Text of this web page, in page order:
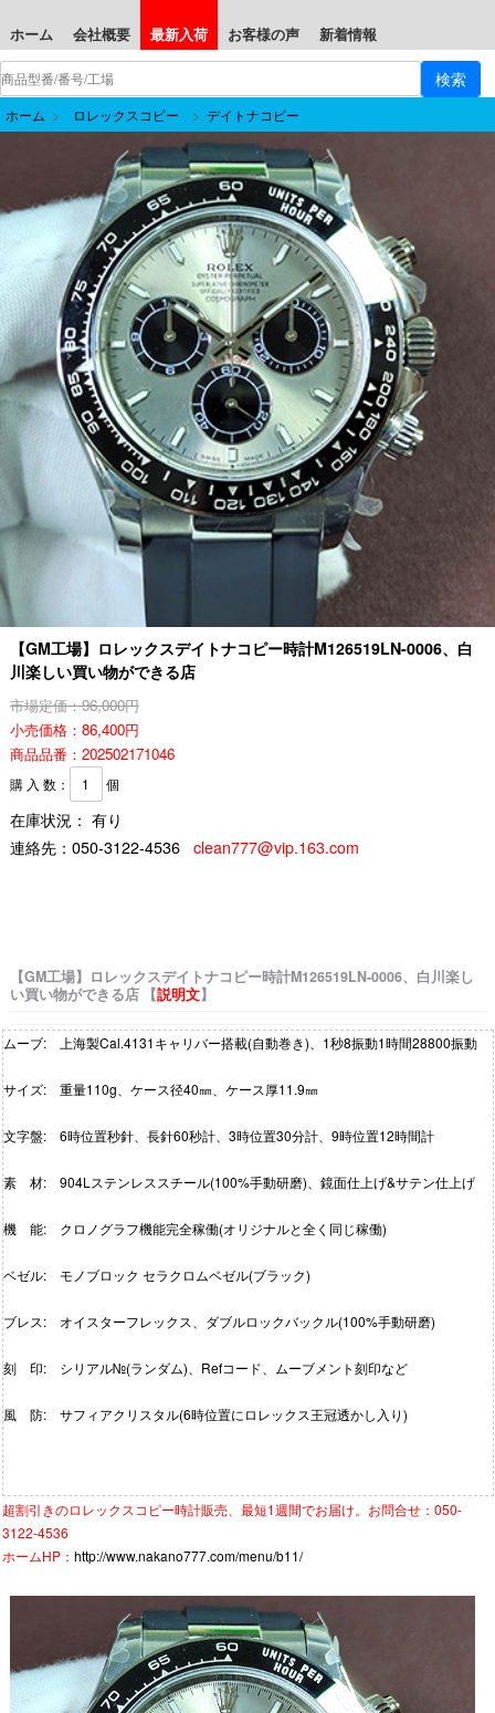
ホーム 会社概要 最新入荷 お客様の声 新着情報
ホーム > ロレックスコピー > デイトナコピー
【GM工場】ロレックスデイトナコピー時計M126519LN-0006、白
川楽しい買い物ができる店
市場定価：96,000円
小売価格：86,400円
商品品番：202502171046
購 入 数： 個
在庫状況： 有り
連絡先： 050-3122-4536 clean777@vip.163.com
【GM工場】ロレックスデイトナコピー時計M126519LN-0006、白川楽し
い買い物ができる店 【説明文】
ムーブ: 上海製Cal.4131キャリバー搭載(自動巻き)、1秒8振動1時間28800振動
サイズ: 重量110g、ケース径40㎜、ケース厚11.9㎜
文字盤: 6時位置秒針、長針60秒計、3時位置30分計、9時位置12時間計
素 材: 904Lステンレススチール(100%手動研磨)、鏡面仕上げ&サテン仕上げ
機 能: クロノグラフ機能完全稼働(オリジナルと全く同じ稼働)
ベゼル: モノブロック セラクロムベゼル(ブラック)
ブレス: オイスターフレックス、ダブルロックバックル(100%手動研磨)
刻 印: シリアル№(ランダム)、Refコード、ムーブメント刻印など
風 防: サフィアクリスタル(6時位置にロレックス王冠透かし入り)
超割引きのロレックスコピー時計販売、最短1週間でお届け。お問合せ：050-
3122-4536
ホームHP： http://www.nakano777.com/menu/b11/